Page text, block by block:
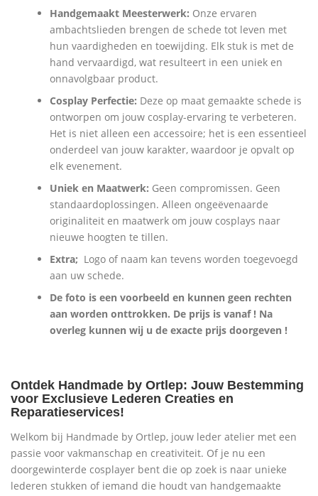
Handgemaakt Meesterwerk: Onze ervaren
ambachtslieden brengen de schede tot leven met
hun vaardigheden en toewijding. Elk stuk is met de
hand vervaardigd, wat resulteert in een uniek en
onnavolgbaar product.
Cosplay Perfectie: Deze op maat gemaakte schede is
ontworpen om jouw cosplay-ervaring te verbeteren.
Het is niet alleen een accessoire; het is een essentieel
onderdeel van jouw karakter, waardoor je opvalt op
elk evenement.
Uniek en Maatwerk: Geen compromissen. Geen
standaardoplossingen. Alleen ongeëvenaarde
originaliteit en maatwerk om jouw cosplays naar
nieuwe hoogten te tillen.
Extra; Logo of naam kan tevens worden toegevoegd
aan uw schede.
De foto is een voorbeeld en kunnen geen rechten
aan worden onttrokken. De prijs is vanaf ! Na
overleg kunnen wij u de exacte prijs doorgeven !
Ontdek Handmade by Ortlep: Jouw Bestemming
voor Exclusieve Lederen Creaties en
Reparatieservices!
Welkom bij Handmade by Ortlep, jouw leder atelier met een
passie voor vakmanschap en creativiteit. Of je nu een
doorgewinterde cosplayer bent die op zoek is naar unieke
lederen stukken of iemand die houdt van handgemaakte